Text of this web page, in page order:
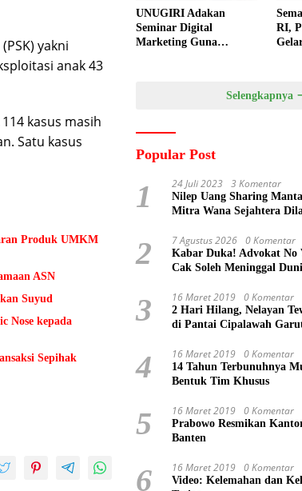
yakni
anak 43
kasus masih
Satu kasus
Produk UMKM
ASN
Suyud
Nose kepada
Sepihak
UNUGIRI Adakan
Seminar Digital
Marketing Guna
RI,
Selengkapnya
Popular Post
1 24 Juli 2023 3 Komentar
Nilep Uang Sharing
Mitra Wana Sejahtera
2 7 Agustus 2026 0 Komentar
Kabar Duka! Advokat No
Cak Soleh Meninggal
3 16 Maret 2019 0 Komentar
2 Hari Hilang, Nelayan
di Pantai Cipalawah
4 16 Maret 2019 0 Komentar
14 Tahun Terbunuhnya
Bentuk Tim Khusus
5 16 Maret 2019 0 Komentar
Prabowo Resmikan
Banten
6 16 Maret 2019 0 Komentar
Video: Kelemahan dan